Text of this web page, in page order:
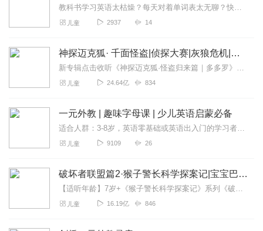
教科书学习英语太枯燥？每天对着单词表太无聊？快来和老外一起走出课堂，游遍上海。在14节课程中，您将走遍上海十大景点,体验西方现代文化和中国古典情怀的冲撞。快来...
儿童 2937 14
神探迈克狐· 千面怪盗|侦探大赛|灰狼危机|多多罗
新专辑点击收听《神探迈克狐·怪盗归来篇｜多多罗》！！！>>>点击进入主播橱窗购买《神探迈克狐》系列图书吧!<<<多多罗故事【点击前往】收听多多罗其他好玩有趣的故...
儿童 24.64亿 834
一元外教 | 趣味字母课 | 少儿英语启蒙必备
适合人群：3-8岁，英语零基础或英语出入门的学习者。专为零基础小朋友打造的“字母轻课包”。从英语的26个字母基础认识开始，在有趣的故事中学习字母发音相关的词汇。
儿童 9109 26
破坏者联盟篇2·猴子警长科学探案记|宝宝巴士故事
【适听年龄】7岁+《猴子警长科学探案记》系列《破坏者联盟篇1·猴子警长科学探案记》>>>《破坏者联盟篇2·猴子警长科学探案记》>>>《破坏者联盟篇3·猴子警长科...
儿童 16.19亿 846